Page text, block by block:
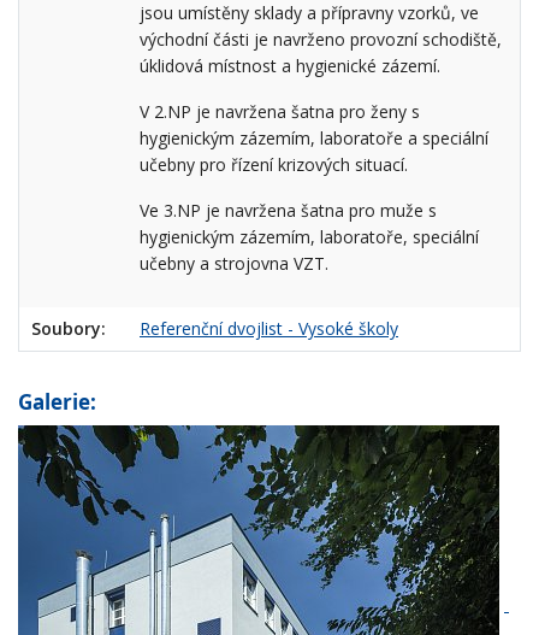
jsou umístěny sklady a přípravny vzorků, ve
východní části je navrženo provozní schodiště,
úklidová místnost a hygienické zázemí.
V 2.NP je navržena šatna pro ženy s
hygienickým zázemím, laboratoře a speciální
učebny pro řízení krizových situací.
Ve 3.NP je navržena šatna pro muže s
hygienickým zázemím, laboratoře, speciální
učebny a strojovna VZT.
Soubory: Referenční dvojlist - Vysoké školy
Galerie: